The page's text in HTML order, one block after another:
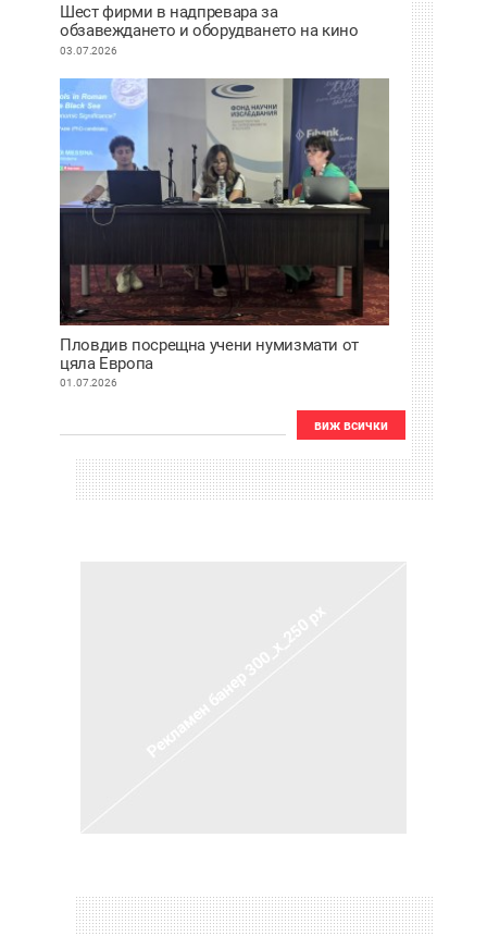
Шест фирми в надпревара за
обзавеждането и оборудването на кино
“Космос“
03.07.2026
Пловдив посрещна учени нумизмати от
цяла Европа
01.07.2026
виж всички